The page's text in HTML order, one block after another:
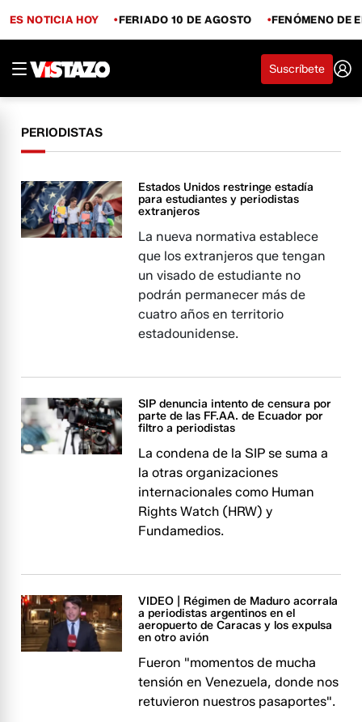
ES NOTICIA HOY FERIADO 10 DE AGOSTO FENÓMENO DE
Suscríbete
PERIODISTAS
Estados Unidos restringe estadía
para estudiantes y periodistas
extranjeros
La nueva normativa establece
que los extranjeros que tengan
un visado de estudiante no
podrán permanecer más de
cuatro años en territorio
estadounidense.
SIP denuncia intento de censura por
parte de las FF.AA. de Ecuador por
filtro a periodistas
La condena de la SIP se suma a
la otras organizaciones
internacionales como Human
Rights Watch (HRW) y
Fundamedios.
VIDEO | Régimen de Maduro acorrala
a periodistas argentinos en el
aeropuerto de Caracas y los expulsa
en otro avión
Fueron "momentos de mucha
tensión en Venezuela, donde nos
retuvieron nuestros pasaportes".